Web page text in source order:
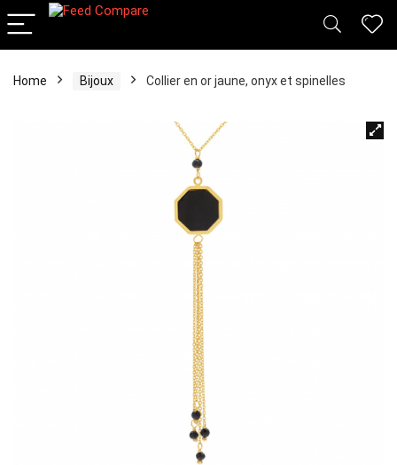
Home Bijoux Collier en or jaune, onyx et spinelles